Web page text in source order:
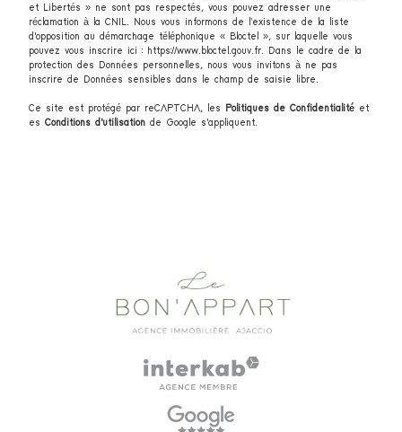
et Libertés » ne sont pas respectés, vous pouvez adresser une
réclamation à la CNIL. Nous vous informons de l’existence de la liste
d'opposition au démarchage téléphonique « Bloctel », sur laquelle vous
pouvez vous inscrire ici :
https://www.bloctel.gouv.fr. Dans le cadre de la
protection des Données personnelles, nous vous invitons à ne pas
inscrire de Données sensibles dans le champ de saisie libre.
Ce site est protégé par reCAPTCHA, les Politiques de Confidentialité et
es Conditions d'utilisation de Google s'appliquent.